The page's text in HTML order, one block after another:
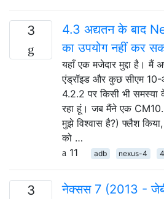
3
4.3 अद्यतन के बाद
का उपयोग नहीं कर
यहाँ एक मजेदार मुद्दा है।
एंड्रॉइड और कुछ सीएम 10-
4.2.2 पर किसी भी समस्या
रहा हूं। जब मैंने एक
मुझे विश्वास है?) फ्लैश
को …
11
adb nexus-4
3
नेक्सस 7 (2013 -